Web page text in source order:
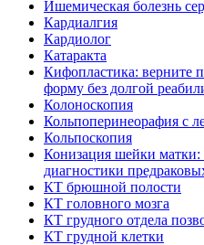
Ишемическая болезнь
Кардиалгия
Кардиолог
Катаракта
Кифопластика: верните
форму без долгой
Колоноскопия
Кольпоперинеорафия с
Кольпоскопия
Конизация шейки матки:
диагностики
КТ брюшной полости
КТ головного мозга
КТ грудного отдела
КТ грудной клетки